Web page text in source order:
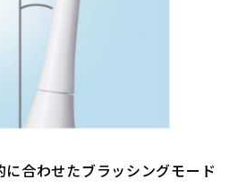
合わせたブラッシングモード